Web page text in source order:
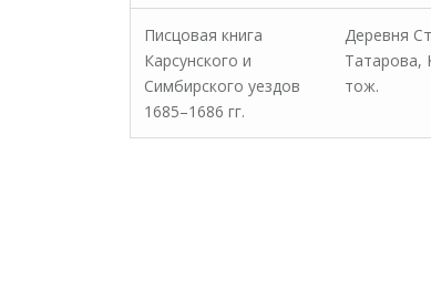
Писцовая книга
Карсунского и
Симбирского уездов
1685–1686 гг.
Деревня
Татарова,
тож.